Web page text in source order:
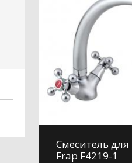
Смеситель для
Frap F4219-1